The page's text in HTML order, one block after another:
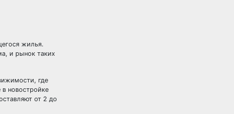
жилья.
и рынок таких
где
новостройке
от 2 до